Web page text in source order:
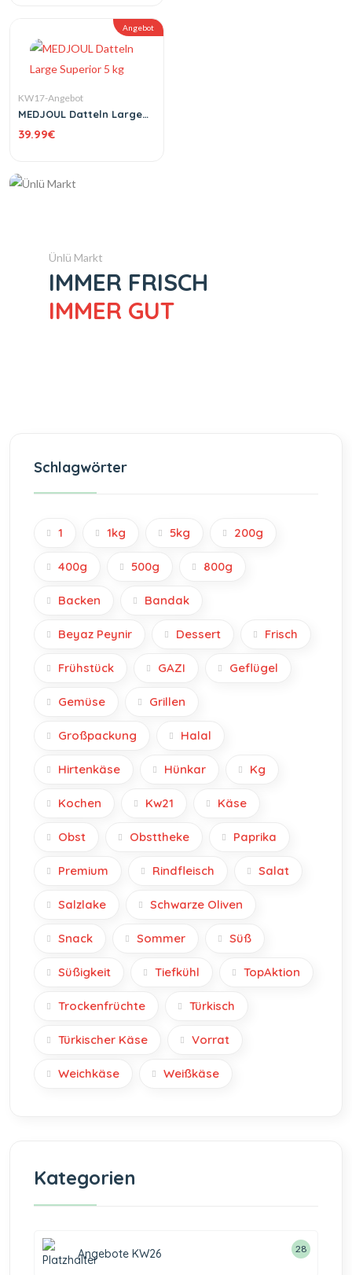
Angebot
KW17-Angebot
MEDJOUL Datteln Large
39.99€
Ünlü Markt
IMMER FRISCH
IMMER GUT
Schlagwörter
1 1kg 5kg 200g
400g 500g 800g
Backen Bandak
Beyaz Peynir Dessert Frisch
Frühstück GAZI Geflügel
Gemüse Grillen
Großpackung Halal
Hirtenkäse Hünkar Kg
Kochen Kw21 Käse
Obst Obsttheke Paprika
Premium Rindfleisch Salat
Salzlake Schwarze Oliven
Snack Sommer Süß
Süßigkeit Tiefkühl TopAktion
Trockenfrüchte Türkisch
Türkischer Käse Vorrat
Weichkäse Weißkäse
Kategorien
Angebote KW26 28